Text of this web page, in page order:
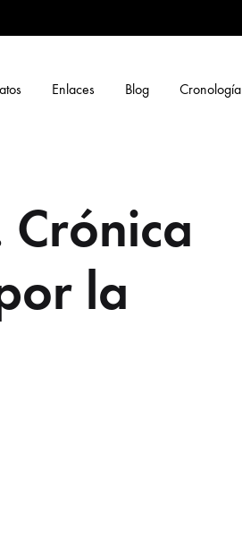
Enlaces Blog Cronología
Crónica
la